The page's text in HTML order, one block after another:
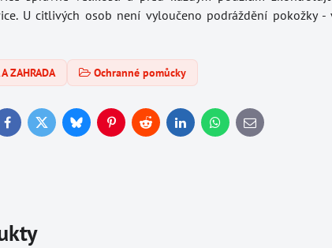
U citlivých osob není vyloučeno podráždění pokožky
ZAHRADA Ochranné pomůcky
FacebookTwitterBlueskyPinterestRedditLinkedInWhatsApp
E-
mail